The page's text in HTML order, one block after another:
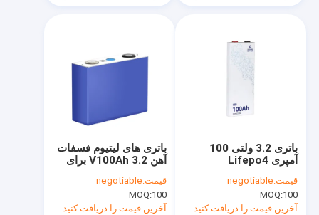
محصولات
درباره ما
تور کارخانه
درخواست نقل قول
باتری های لیتیوم فسفات
آهن 3.2 V100Ah برای
قیمت:negotiable
MOQ:100
آخرین قیمت را دریافت کنید
باتری 3.2 ولتی 100
آمپری Lifepo4
مقاومت داخلی پایین
قیمت:negotiable
MOQ:100
آخرین قیمت را دریافت کنید